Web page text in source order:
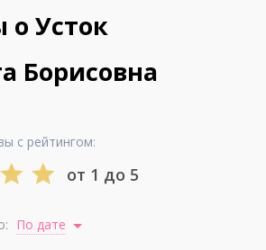
Усток
Борисовна
с рейтингом:
от 1 до 5
По дате